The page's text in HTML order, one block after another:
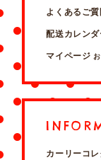
よくあるご質
配送カレンダ
マイページ
カーリーコ